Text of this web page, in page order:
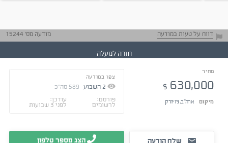
מחיר
630,000
$
מיקום ארה"ב, ניו יורק
צפו במודעה
2השבוע 589 סה"כ
פורסם:
לרשומים
עודכן:
לפני 3 שבועות
שלח הודעה הצג מספר טלפון
דווח על טעות במודעה מודעה מס' 15244
חזרה למעלה
טיפים ליזמים
בקשו דו"חות
מאומתים
תיהנו מהמפגש
ומהעבודה